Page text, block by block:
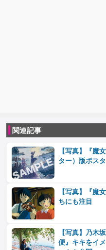
関連記事
【写真】『魔
ター）版ポス
【写真】『魔
ちにも注目
【写真】乃木
便』キキをイ